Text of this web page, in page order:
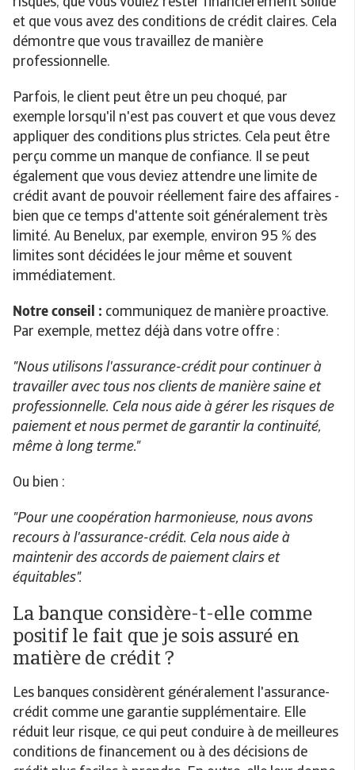
et que vous avez des conditions de crédit claires. Cela
démontre que vous travaillez de manière
professionnelle.
Parfois, le client peut être un peu choqué, par
exemple lorsqu'il n'est pas couvert et que vous devez
appliquer des conditions plus strictes. Cela peut être
perçu comme un manque de confiance. Il se peut
également que vous deviez attendre une limite de
crédit avant de pouvoir réellement faire des affaires -
bien que ce temps d'attente soit généralement très
limité. Au Benelux, par exemple, environ 95 % des
limites sont décidées le jour même et souvent
immédiatement.
Notre conseil : communiquez de manière proactive.
Par exemple, mettez déjà dans votre offre :
"Nous utilisons l'assurance-crédit pour continuer à
travailler avec tous nos clients de manière saine et
professionnelle. Cela nous aide à gérer les risques de
paiement et nous permet de garantir la continuité,
même à long terme."
Ou bien :
"Pour une coopération harmonieuse, nous avons
recours à l'assurance-crédit. Cela nous aide à
maintenir des accords de paiement clairs et
équitables".
La banque considère-t-elle comme
positif le fait que je sois assuré en
matière de crédit ?
Les banques considèrent généralement l'assurance-
crédit comme une garantie supplémentaire. Elle
réduit leur risque, ce qui peut conduire à de meilleures
conditions de financement ou à des décisions de